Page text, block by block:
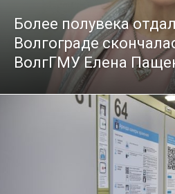
Более полувека
Волгограде
ВолгГМУ Елена